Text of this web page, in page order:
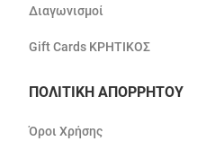
Διαγωνισμοί
Gift Cards ΚΡΗΤΙΚΟΣ
ΠΟΛΙΤΙΚΗ ΑΠΟΡΡΗΤΟΥ
Όροι Χρήσης